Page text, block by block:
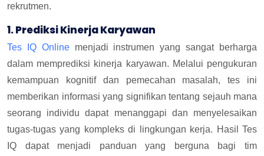
rekrutmen.
1. Prediksi Kinerja Karyawan
Tes IQ Onlinemenjadi instrumen yang sangat berharga
dalam memprediksi kinerja karyawan. Melalui pengukuran
kemampuan kognitif dan pemecahan masalah, tes ini
memberikan informasi yang signifikan tentang sejauh mana
seorang individu dapat menanggapi dan menyelesaikan
tugas-tugas yang kompleks di lingkungan kerja. Hasil Tes
IQ dapat menjadi panduan yang berguna bagi tim